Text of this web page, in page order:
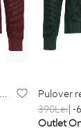
pulover regular
390Lei| -
Outlet